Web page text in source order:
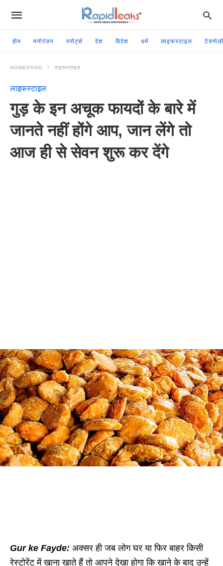
होम मनोरंजन स्पोर्ट्स देश विदेश धर्म लाइफस्टाइल
HOMEPAGE लाइफस्टाइल
लाइफस्टाइल
गुड़ के इन अचूक फायदों के बारे में
जानते नहीं होंगे आप, जान लेंगे तो
आज ही से सेवन शुरू कर देंगे
Gur ke Fayde: अक्सर ही जब लोग घर या फिर बाहर किसी
रेस्टोरेंट में खाना खाते हैं तो आपने देखा होगा कि खाने के बाद उन्हें